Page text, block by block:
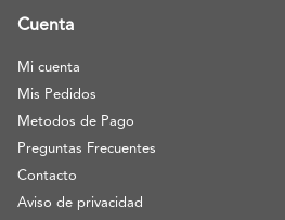
Cuenta
Mi cuenta
Mis Pedidos
Metodos de Pago
Preguntas Frecuentes
Contacto
Aviso de privacidad